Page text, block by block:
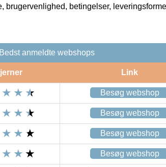
brugervenlighed, betingelser,
Bedst anmeldte webshops
Link
Besøg webshop
Besøg webshop
Besøg webshop
Besøg webshop